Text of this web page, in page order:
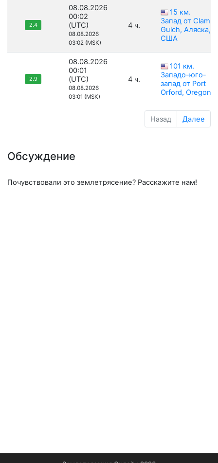
2.4
08.08.2026
00:02
(UTC)
08.08.2026
03:02 (MSK)
4 ч.
15 км.
Запад от Clam
Gulch, Аляска,
США
2.9
08.08.2026
00:01
(UTC)
08.08.2026
03:01 (MSK)
4 ч.
101 км.
Западо-юго-
запад от Port
Orford, Oregon
Назад Далее
Обсуждение
Почувствовали это землетрясение? Расскажите нам!